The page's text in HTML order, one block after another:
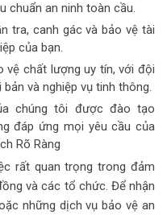
chuẩn an ninh toàn cầu.
tra, canh gác và bảo vệ tài
của bạn.
vệ chất lượng uy tín, với đội
và nghiệp vụ tinh thông.
chúng tôi được đào tạo
đáp ứng mọi yêu cầu của
Rõ Ràng
rất quan trọng trong đảm
và các tổ chức. Để nhận
những dịch vụ bảo vệ an